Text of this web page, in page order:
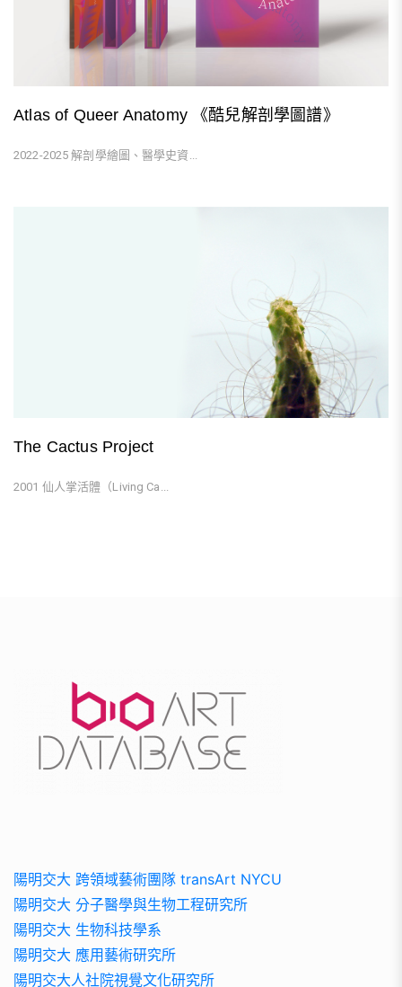
Atlas of Queer Anatomy 《酷兒解剖學圖譜》
2022-2025 解剖學繪圖、醫學史資...
The Cactus Project
2001 仙人掌活體（Living Ca...
陽明交大 跨領域藝術團隊 transArt NYCU
陽明交大 分子醫學與生物工程研究所
陽明交大 生物科技學系
陽明交大 應用藝術研究所
陽明交大人社院視覺文化研究所